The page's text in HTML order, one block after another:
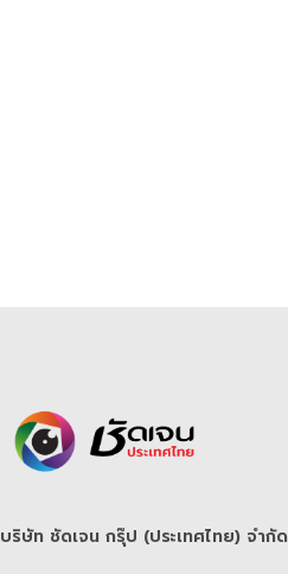
บริษัท ชัดเจน กรุ๊ป (ประเทศไทย) จํากัด